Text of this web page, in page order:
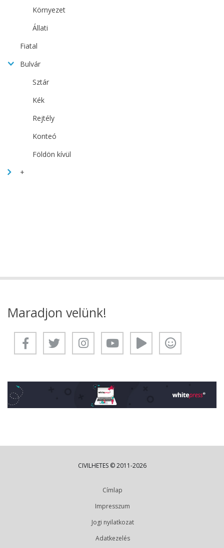
Környezet
Állati
Fiatal
Bulvár
Sztár
Kék
Rejtély
Konteó
Földön kívül
+
Maradjon velünk!
CIVILHETES © 2011-2026
Címlap
Impresszum
Jogi nyilatkozat
Adatkezelés